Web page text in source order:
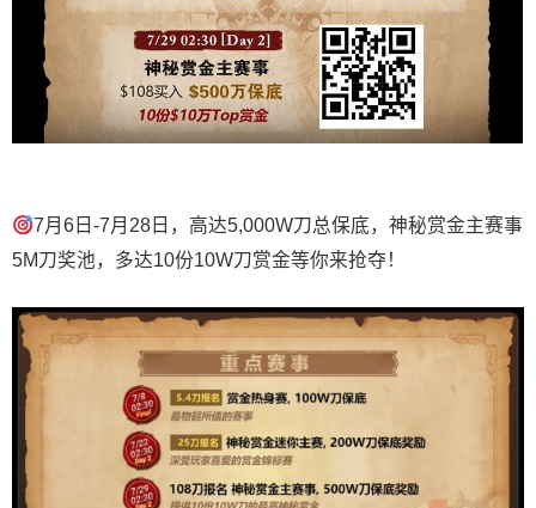
7月6日-7月28日，高达5,000W刀总保底，神秘赏金主赛事
5M刀奖池，多达10份10W刀赏金等你来抢夺！